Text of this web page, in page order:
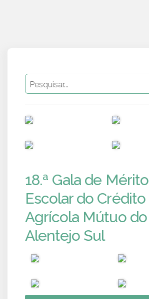
18.ª Gala de Mérito
Escolar do Crédito
Agrícola Mútuo do
Alentejo Sul